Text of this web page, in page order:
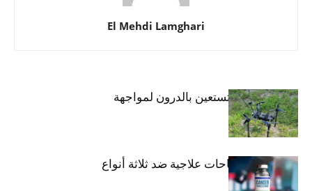
El Mehdi Lamghari
كوريا الجنوبية تستعين بالدرون لمواجهة
موجة الحر
روسيا تطور لقاحات علاجية ضد ثلاثة أنواع
من السرطان